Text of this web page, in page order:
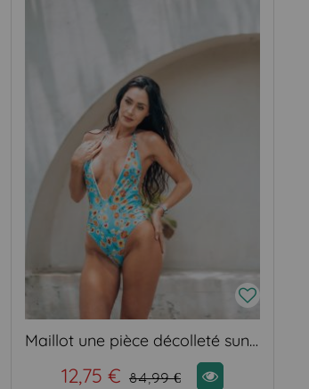
Maillot une pièce décolleté sunshine
12,75 € 84,99 €